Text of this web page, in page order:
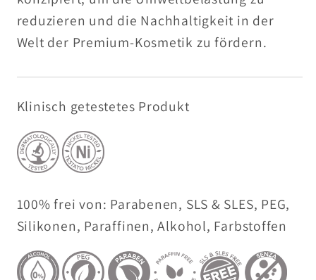
reduzieren und die Nachhaltigkeit in der
Welt der Premium-Kosmetik zu fördern.
Klinisch getestetes Produkt
100% frei von: Parabenen, SLS & SLES, PEG,
Silikonen, Paraffinen, Alkohol, Farbstoffen